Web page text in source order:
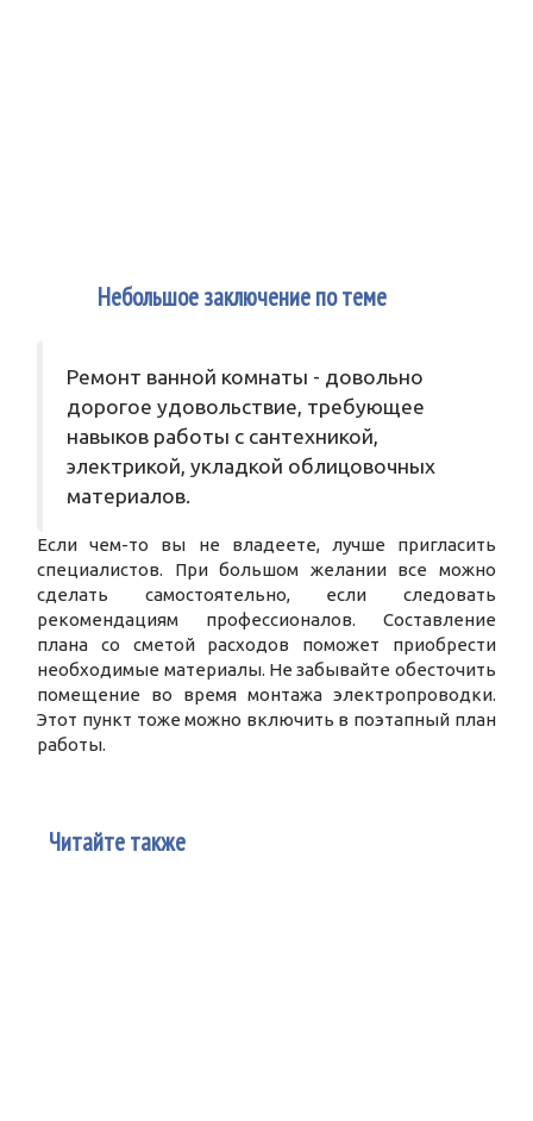
Небольшое заключение по теме
Ремонт ванной комнаты - довольно
дорогое удовольствие, требующее
навыков работы с сантехникой,
электрикой, укладкой облицовочных
материалов.
Если чем-то вы не владеете, лучше пригласить
специалистов. При большом желании все можно
сделать самостоятельно, если следовать
рекомендациям профессионалов. Составление
плана со сметой расходов поможет приобрести
необходимые материалы. Не забывайте обесточить
помещение во время монтажа электропроводки.
Этот пункт тоже можно включить в поэтапный план
работы.
Читайте также